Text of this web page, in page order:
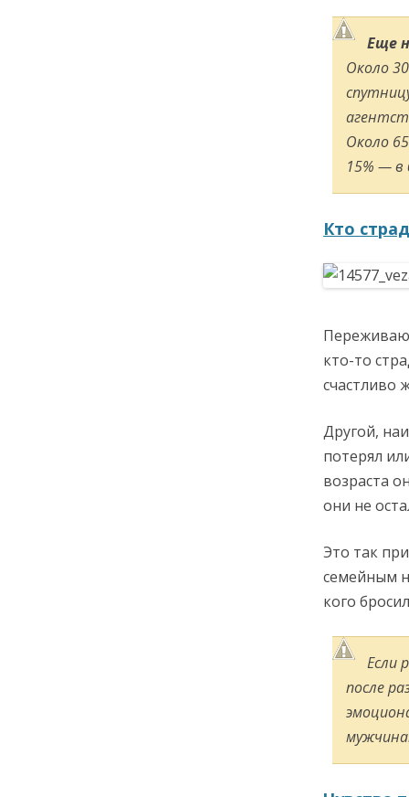
Еще
Около
Около
15% —
Кто
кто-то
счастливо
Другой,
потерял
возраста
они не
Это так
семейным
кого
Если
после